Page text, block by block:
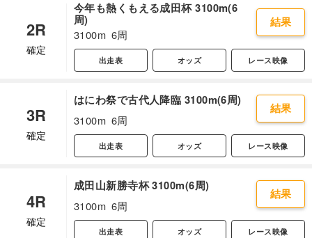
2R
確定
今年も熱くもえる成田杯 3100m(6
周)
3100m 6周
結果
出走表 オッズ レース映像
3R
確定
はにわ祭で古代人降臨 3100m(6周)
3100m 6周
結果
出走表 オッズ レース映像
4R
確定
成田山新勝寺杯 3100m(6周)
3100m 6周
結果
出走表 オッズ レース映像